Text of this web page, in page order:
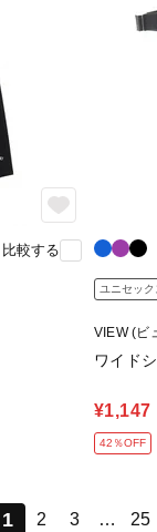
比較する
ユニセック
VIEW (ビ
ワイド
¥1,147
42％OFF
1 2 3 … 25